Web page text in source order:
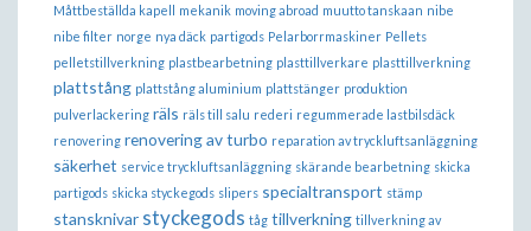
Måttbeställda kapell mekanik moving abroad muutto tanskaan nibe
nibe filter norge nya däck partigods Pelarborrmaskiner Pellets
pelletstillverkning plastbearbetning plasttillverkare plasttillverkning
plattstång plattstång aluminium plattstänger produktion
pulverlackering räls räls till salu rederi regummerade lastbilsdäck
renovering renovering av turbo reparation av tryckluftsanläggning
säkerhet service tryckluftsanläggning skärande bearbetning skicka
partigods skicka styckegods slipers specialtransport stämp
stansknivar styckegods tåg tillverkning tillverkning av